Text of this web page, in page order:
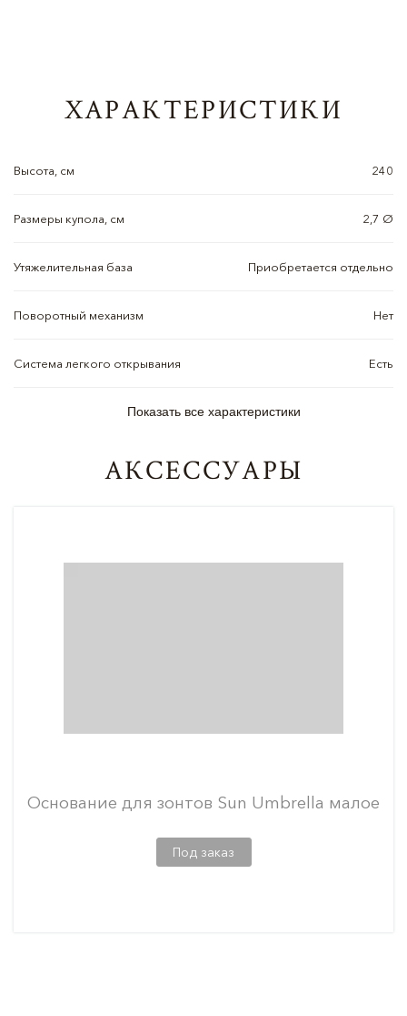
ХАРАКТЕРИСТИКИ
Высота, см 240
Размеры купола, см 2,7 Ø
Утяжелительная база Приобретается отдельно
Поворотный механизм Нет
Система легкого открывания Есть
Показать все характеристики
АКСЕССУАРЫ
Основание для зонтов Sun Umbrella малое
Под заказ